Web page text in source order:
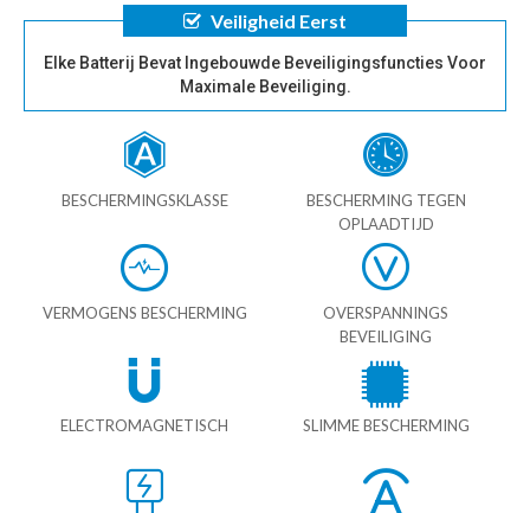
Veiligheid Eerst
Elke Batterij Bevat Ingebouwde Beveiligingsfuncties Voor
Maximale Beveiliging.
BESCHERMINGSKLASSE
BESCHERMING TEGEN
OPLAADTIJD
VERMOGENS BESCHERMING
OVERSPANNINGS
BEVEILIGING
ELECTROMAGNETISCH SLIMME BESCHERMING